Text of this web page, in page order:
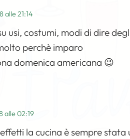
alle 21:14
usi, costumi, modi di dire
perchè imparo
domenica americana 😉
alle 02:19
la cucina è sempre